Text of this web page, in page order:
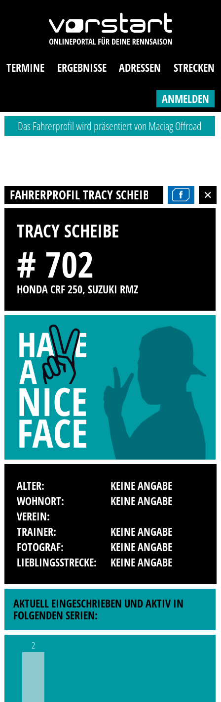
TERMINE ERGEBNISSE ADRESSEN STRECKEN
ANMELDEN
Das Fahrerprofil wird präsentiert von Maciag Offroad
FAHRERPROFIL TRACY SCHEIBE
TRACY SCHEIBE
# 702
HONDA CRF 250, SUZUKI RMZ
ALTER:
KEINE ANGABE
WOHNORT:
KEINE ANGABE
VEREIN:
TRAINER:
KEINE ANGABE
FOTOGRAF:
KEINE ANGABE
LIEBLINGSSTRECKE:
KEINE ANGABE
AKTUELL EINGESCHRIEBEN UND AKTIV IN
FOLGENDEN SERIEN:
2